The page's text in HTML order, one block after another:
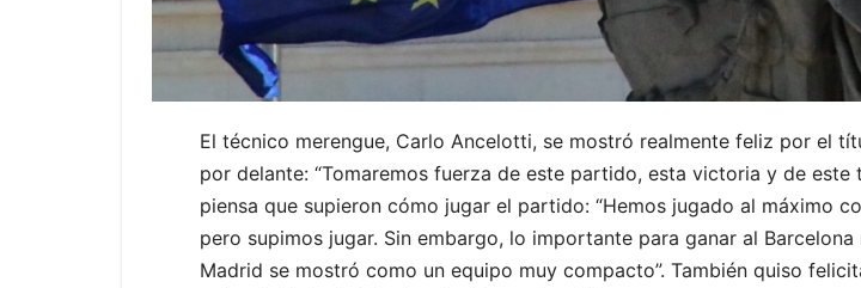
El técnico merengue, Carlo Ancelotti, se mostró realmente feliz por el
por delante: “Tomaremos fuerza de este partido, esta victoria y de
piensa que supieron cómo jugar el partido: “Hemos jugado al máximo
pero supimos jugar. Sin embargo, lo importante para ganar al
Madrid se mostró como un equipo muy compacto”. También quiso